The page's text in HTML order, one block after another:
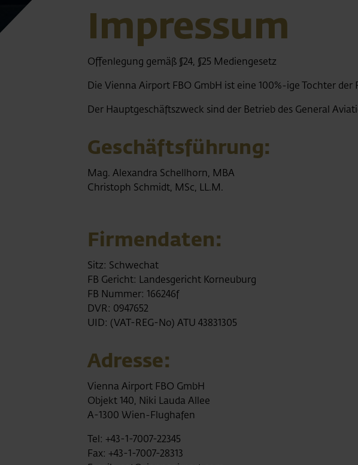
Impressum
Offenlegung gemäß §24, §25 Mediengesetz
Die Vienna Airport FBO GmbH ist eine 100%-ige Tochter der
Der Hauptgeschäftszweck sind der Betrieb des General
Geschäftsführung:
Mag. Alexandra Schellhorn, MBA
Christoph Schmidt, MSc, LL.M.
Firmendaten:
Sitz: Schwechat
FB Gericht: Landesgericht Korneuburg
FB Nummer: 166246f
DVR: 0947652
UID: (VAT-REG-No) ATU 43831305
Adresse:
Vienna Airport FBO GmbH
Objekt 140, Niki Lauda Allee
A-1300 Wien-Flughafen
Tel: +43-1-7007-22345
Fax: +43-1-7007-28313